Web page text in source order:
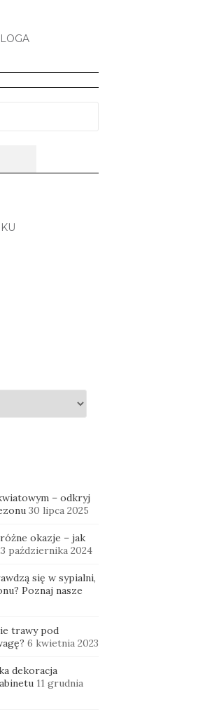
– odkryj
30 lipca 2025
okazje – jak
października 2024
się w sypialni,
Poznaj nasze
trawy pod
6 kwietnia 2023
dekoracja
11 grudnia